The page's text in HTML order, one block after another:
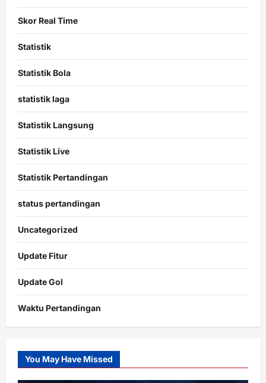
Skor Real Time
Statistik
Statistik Bola
statistik laga
Statistik Langsung
Statistik Live
Statistik Pertandingan
status pertandingan
Uncategorized
Update Fitur
Update Gol
Waktu Pertandingan
Slot
Gacor
You May Have Missed